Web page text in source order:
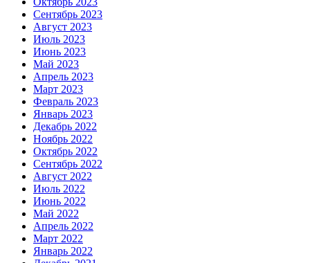
Сентябрь 2023
Август 2023
Июль 2023
Июнь 2023
Май 2023
Апрель 2023
Март 2023
Февраль 2023
Январь 2023
Декабрь 2022
Ноябрь 2022
Октябрь 2022
Сентябрь 2022
Август 2022
Июль 2022
Июнь 2022
Май 2022
Апрель 2022
Март 2022
Январь 2022